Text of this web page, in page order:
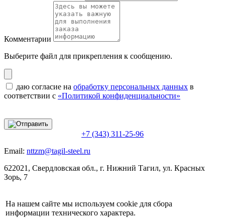
Комментарии
Выберите файл для прикрепления к сообщению.
даю согласие на обработку персональных данных в
соответствии с «Политикой конфиденциальности»
+7 (343) 311-25-96
Email: nttzm@tagil-steel.ru
622021, Свердловская обл., г. Нижний Тагил, ул. Красных
Зорь, 7
На нашем сайте мы используем cookie для сбора
информации технического характера.